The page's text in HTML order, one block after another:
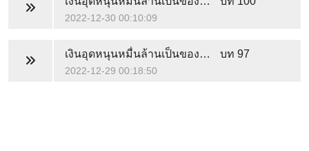
2022-12-30 00:10:09
เงินอุดหนุนหมื่นล้านเป็นของฉันคนเดียว บท 97
2022-12-29 00:18:50